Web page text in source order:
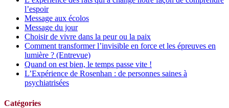
l’espoir
Message aux écolos
Message du jour
Choisir de vivre dans la peur ou la paix
Comment transformer l’invisible en force et les épreuves en
lumière ? (Entrevue)
Quand on est bien, le temps passe vite !
L’Expérience de Rosenhan : de personnes saines à
psychiatrisées
Catégories